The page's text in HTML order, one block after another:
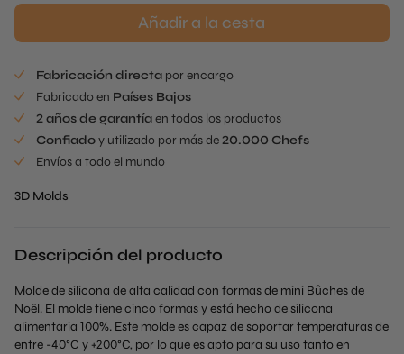
Mold
Añadir a la cesta
Fabricación directa por encargo
Fabricado en Países Bajos
2 años de garantíaen todos los productos
Confiadoy utilizado por más de20.000 Chefs
Envíos a todo el mundo
3D Molds
Descripción del producto
Molde de silicona de alta calidad con formas de mini Bûches de
Noël. El molde tiene cinco formas y está hecho de silicona
alimentaria 100%. Este molde es capaz de soportar temperaturas de
entre -40°C y +200°C, por lo que es apto para su uso tanto en